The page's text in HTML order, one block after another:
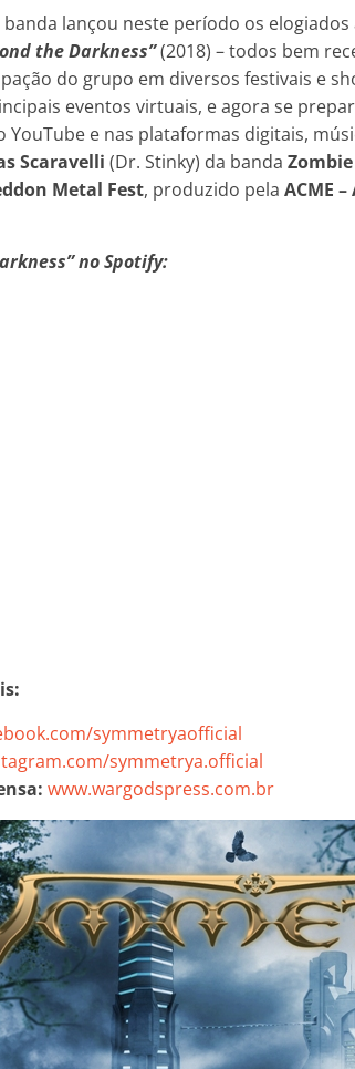
banda lançou neste período os elogiados
the Darkness”(2018) – todos bem
do grupo em diversos festivais e
eventos virtuais, e agora se
YouTube e nas plataformas digitais,
Scaravelli (Dr. Stinky) da banda
Metal Fest, produzido pela ACME
no Spotify:
symmetryaofficial
symmetrya.official
www.wargodspress.com.br